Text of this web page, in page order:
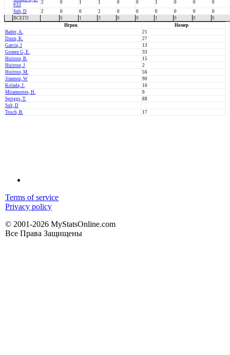
#33
2 0 1 1 0 0 1 0 0
0
Sub, D
2 0 0 2 0 0 0 0 0
0
ВСЕГО
0 1 3 0 0 1 0 0
0
Игрок
Номер
Bader, A.
21
Dunn, K.
27
Garcia, J
13
Gomez G, E.
33
Huitron, B.
15
Huitron, J
2
Huitron, M.
56
Jimenez, W
90
Kolada, J.
10
Miramontes, H.
9
Spriggs, T.
88
Sub, D
Tosch, B.
17
Terms of service
Privacy policy
© 2001-2026 MyStatsOnline.com
Все Права Защищены